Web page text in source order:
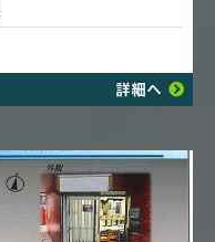
詳細へ